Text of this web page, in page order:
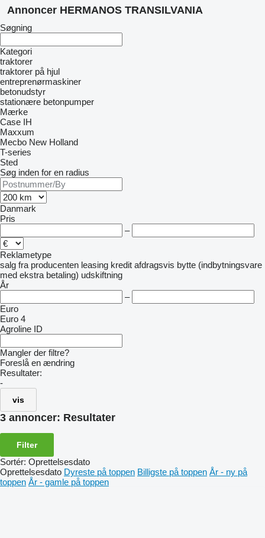
Annoncer HERMANOS TRANSILVANIA
Søgning
Kategori
traktorer
traktorer på hjul
entreprenørmaskiner
betonudstyr
stationære betonpumper
Mærke
Case IH
Maxxum
Mecbo New Holland
T-series
Sted
Søg inden for en radius
Danmark
Pris
–
Reklametype
salg fra producenten leasing kredit afdragsvis bytte (indbytningsvare
med ekstra betaling) udskiftning
År
–
Euro
Euro 4
Agroline ID
Mangler der filtre?
Foreslå en ændring
Resultater:
-
vis
3 annoncer: Resultater
Filter
Sortér: Oprettelsesdato
Oprettelsesdato Dyreste på toppen Billigste på toppen År - ny på
toppen År - gamle på toppen